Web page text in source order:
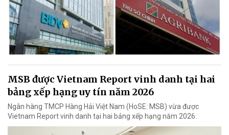
MSB được Vietnam Report vinh danh tại hai
bảng xếp hạng uy tín năm 2026
Ngân hàng TMCP Hàng Hải Việt Nam (HoSE: MSB) vừa được
Vietnam Report vinh danh tại hai bảng xếp hạng năm 2026.